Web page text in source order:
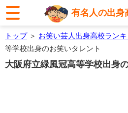
有名人の出身
トップ＞ お笑い芸人出身高校ラン
等学校出身のお笑いタレント
大阪府立緑風冠高等学校出身